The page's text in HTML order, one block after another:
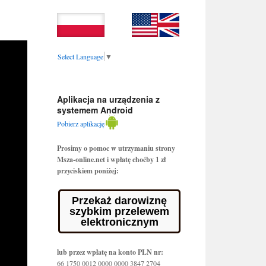
Select Language ▼
Aplikacja na urządzenia z
systemem Android
Pobierz aplikację
Prosimy o pomoc w utrzymaniu strony
Msza-online.net i wpłatę choćby 1 zł
przyciskiem poniżej:
Przekaż darowiznę
szybkim przelewem
elektronicznym
lub przez wpłatę na konto PLN nr:
66 1750 0012 0000 0000 3847 2704